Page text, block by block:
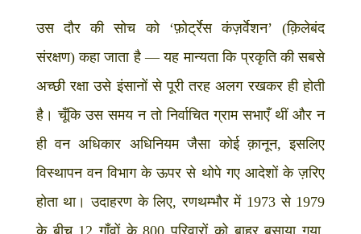
उस दौर की सोच को ‘फ़ोर्ट्रेस कंज़र्वेशन’ (क़िलेबंद
संरक्षण) कहा जाता है — यह मान्यता कि प्रकृति की सबसे
अच्छी रक्षा उसे इंसानों से पूरी तरह अलग रखकर ही होती
है। चूँकि उस समय न तो निर्वाचित ग्राम सभाएँ थीं और न
ही वन अधिकार अधिनियम जैसा कोई क़ानून, इसलिए
विस्थापन वन विभाग के ऊपर से थोपे गए आदेशों के ज़रिए
होता था। उदाहरण के लिए, रणथम्भौर में 1973 से 1979
के बीच 12 गाँवों के 800 परिवारों को बाहर बसाया गया,